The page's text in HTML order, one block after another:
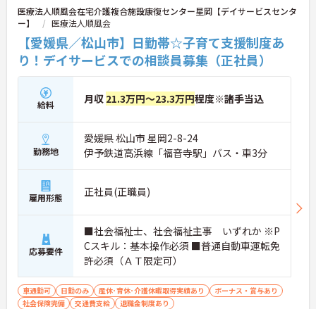
医療法人順風会在宅介護複合施設康復センター星岡【デイサービスセンタ
ー】
医療法人順風会
【愛媛県／松山市】日勤帯☆子育て支援制度あ
り！デイサービスでの相談員募集（正社員）
給料 月収 21.3万円～23.3万円程度※諸手当込
勤務地
愛媛県 松山市 星岡2-8-24
伊予鉄道高浜線「福音寺駅」バス・車3分
雇用形態 正社員(正職員)
応募要件
■社会福祉士、社会福祉主事 いずれか ※P
Cスキル：基本操作必須 ■普通自動車運転免
許必須（ＡＴ限定可）
車通勤可 日勤のみ 産休･育休･介護休暇取得実績あり
ボーナス・賞与あり
社会保険完備
交通費支給 退職金制度あり